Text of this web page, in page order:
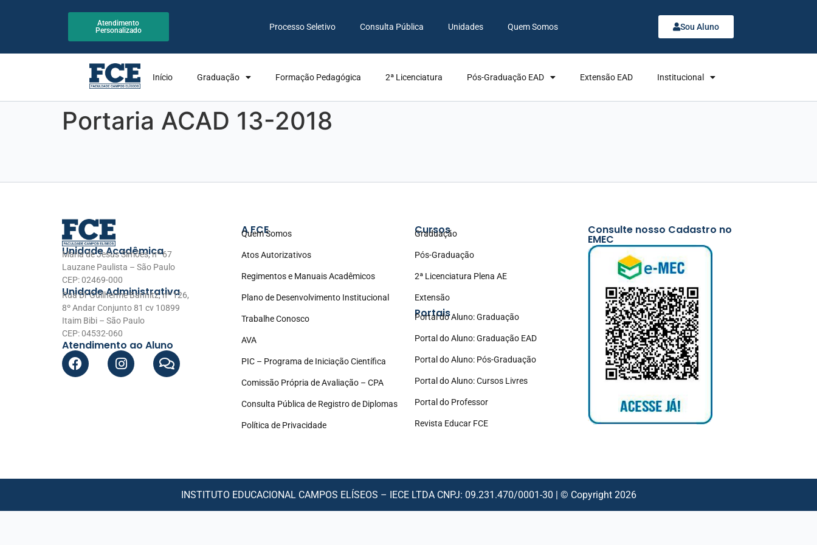
Atendimento
Personalizado
Processo Seletivo Consulta Pública Unidades Quem Somos Sou Aluno
Início Graduação Formação Pedagógica 2ª Licenciatura Pós-Graduação EAD Extensão EAD Institucional
Portaria ACAD 13-2018
Unidade Acadêmica
Maria de Jesus Simões, nº 67
Lauzane Paulista – São Paulo
CEP: 02469-000
Unidade Administrativa
Rua Dr Guilherme Bannitz, nº 126,
8º Andar Conjunto 81 cv 10899
Itaim Bibi – São Paulo
CEP: 04532-060
Atendimento ao Aluno
A FCE
Quem Somos
Atos Autorizativos
Regimentos e Manuais Acadêmicos
Plano de Desenvolvimento Institucional
Trabalhe Conosco
AVA
PIC – Programa de Iniciação Científica
Comissão Própria de Avaliação – CPA
Consulta Pública de Registro de Diplomas
Política de Privacidade
Cursos
Graduação
Pós-Graduação
2ª Licenciatura Plena AE
Extensão
Portais
Portal do Aluno: Graduação
Portal do Aluno: Graduação EAD
Portal do Aluno: Pós-Graduação
Portal do Aluno: Cursos Livres
Portal do Professor
Revista Educar FCE
Consulte nosso Cadastro no
EMEC
INSTITUTO EDUCACIONAL CAMPOS ELÍSEOS – IECE LTDA CNPJ: 09.231.470/0001-30 | © Copyright 2026